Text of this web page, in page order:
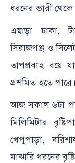
ধরনের ভারী থেকে
এছাড়া ঢাকা,
সিরাজগঞ্জ ও
তাপপ্রবাহ বয়ে
প্রশমিত হতে পারে।
আজ সকাল ৬টা
মিলিমিটার
খেপুপাড়া,
মাঝারি ধরনের